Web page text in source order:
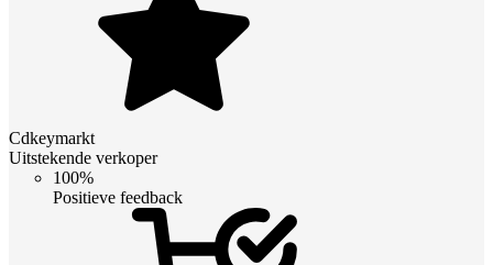
Cdkeymarkt
Uitstekende verkoper
100%
Positieve feedback